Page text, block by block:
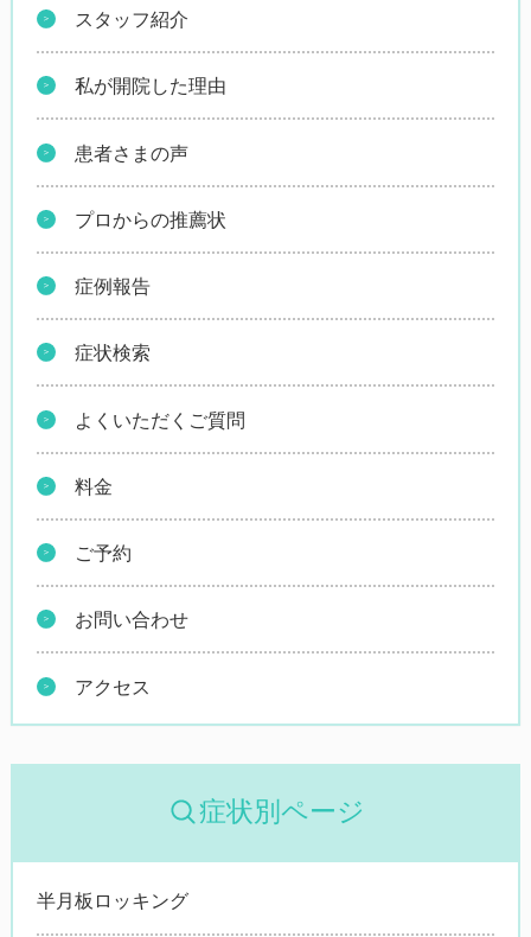
スタッフ紹介
私が開院した理由
患者さまの声
プロからの推薦状
症例報告
症状検索
よくいただくご質問
料金
ご予約
お問い合わせ
アクセス
症状別ページ
半月板ロッキング